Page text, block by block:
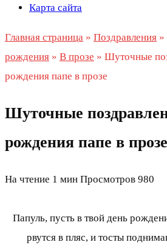
Карта сайта
Главная страница » Поздравления »
рождения » В прозе » Шуточные
рождения папе в прозе
Шуточные
рождения папе в прозе
На чтение 1 мин Просмотров 980
Папуль, пусть в твой день
рвутся в пляс, и тосты